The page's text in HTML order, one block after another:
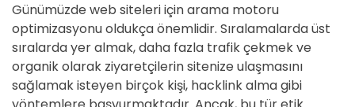
Günümüzde web siteleri için arama motoru
optimizasyonu oldukça önemlidir. Sıralamalarda üst
sıralarda yer almak, daha fazla trafik çekmek ve
organik olarak ziyaretçilerin sitenize ulaşmasını
sağlamak isteyen birçok kişi, hacklink alma gibi